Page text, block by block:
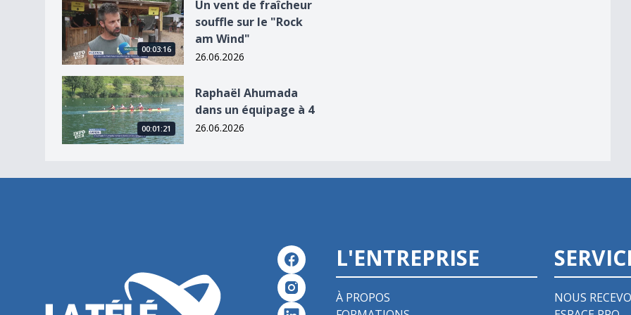
Un vent de fraîcheur souffle sur le &quot;Rock am Wind&quot;
00:03:16
Un vent de fraîcheur
souffle sur le "Rock
am Wind"
26.06.2026
Raphaël Ahumada dans un équipage à 4
00:01:21
Raphaël Ahumada
dans un équipage à 4
26.06.2026
L'ENTREPRISE
À PROPOS
NOUS